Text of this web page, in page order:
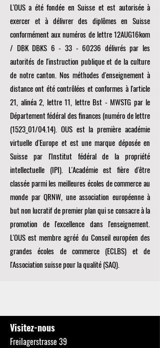
L'OUS a été fondée en Suisse et est autorisée à
exercer et à délivrer des diplômes en Suisse
conformément aux numéros de lettre 12AUG16kom
/ DBK DBKS 6 - 33 - 60236 délivrés par les
autorités de l'instruction publique et de la culture
de notre canton. Nos méthodes d'enseignement à
distance ont été contrôlées et conformes à l'article
21, alinéa 2, lettre 11, lettre Bst - MWSTG par le
Département fédéral des finances (numéro de lettre
(1523_01/04.14). OUS est la première académie
virtuelle d'Europe et est une marque déposée en
Suisse par l'Institut fédéral de la propriété
intellectuelle (IPI). L'Académie est fière d'être
classée parmi les meilleures écoles de commerce au
monde par QRNW, uneassociation européenne à
but non lucratif de premier plan qui se consacre à la
promotion de l'excellence dans l'enseignement.
L'OUS est membre agréé du Conseil européen des
grandes écoles de commerce (ECLBS) et de
l'Association suisse pour la qualité (SAQ).
Visitez-nous
Freilagerstrasse 39